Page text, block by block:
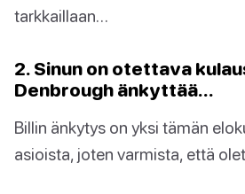
tarkkaillaan…
2. Sinun on otettava
Denbrough änkyttää…
Billin änkytys on yksi tämän
asioista, joten varmista, että